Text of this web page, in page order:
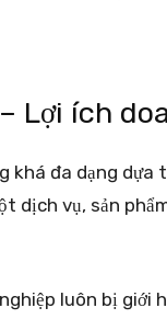
Lợi ích
khá đa dạng dựa
dịch vụ, sản
luôn bị giới